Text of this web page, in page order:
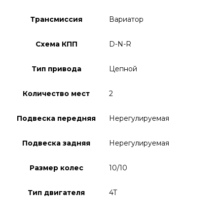
Трансмиссия Вариатор
Схема КПП D-N-R
Тип привода Цепной
Количество мест 2
Подвеска передняя Нерегулируемая
Подвеска задняя Нерегулируемая
Размер колес 10/10
Тип двигателя 4T